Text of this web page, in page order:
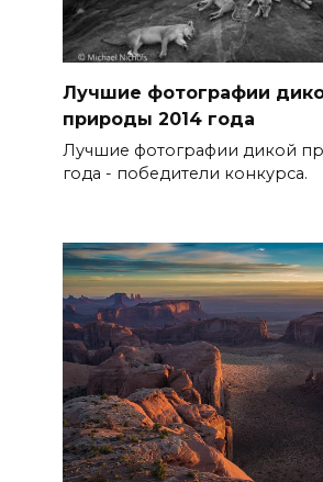
Лучшие фотографии
природы 2014 года
Лучшие фотографии дикой
года - победители конкурса.